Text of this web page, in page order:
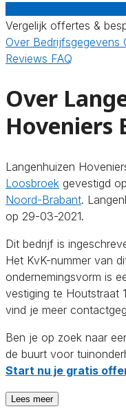
Vergelijk offertes &
Over Bedrijfsgegevens
Reviews FAQ
Over
Hoveniers
Langenhuizen
Loosbroek gevestigd
Noord-Brabant.
op 29-03-2021.
Dit bedrijf is
Het KvK-nummer van
ondernemingsvorm is
vestiging te Houtstraat
vind je meer
Ben je op zoek naar
de buurt voor
Start nu je gratis
Lees meer